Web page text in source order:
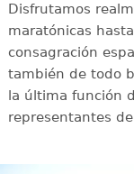
Disfrutamos
maratónicas
consagración
también de todo
la última función
representantes